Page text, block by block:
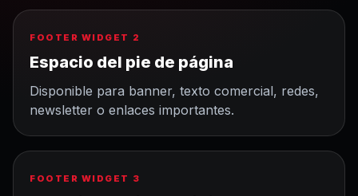
FOOTER WIDGET 2
Espacio del pie de página
Disponible para banner, texto comercial, redes,
newsletter o enlaces importantes.
FOOTER WIDGET 3